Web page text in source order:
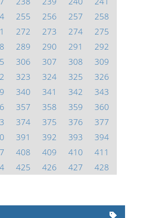
255 256 257
258
272 273 274
275
289 290 291
292
306 307 308
309
323 324 325
326
340 341 342
343
357 358 359
360
374 375 376
377
391 392 393
394
408 409 410
411
425 426 427
428